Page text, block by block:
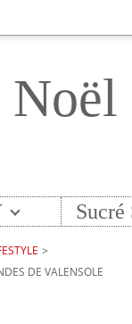
Sucré
>
DE VALENSOLE